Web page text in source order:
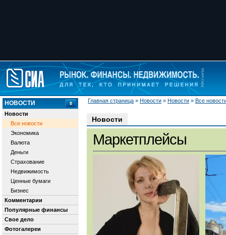
Главная страница » Новости » Новости » Все
НОВОСТИ
Новости
Все новости
Экономика
Валюта
Деньги
Страхование
Недвижимость
Ценные бумаги
Бизнес
Комментарии
Популярные финансы
Свое дело
Фотогалереи
Новости
Маркетплейсы